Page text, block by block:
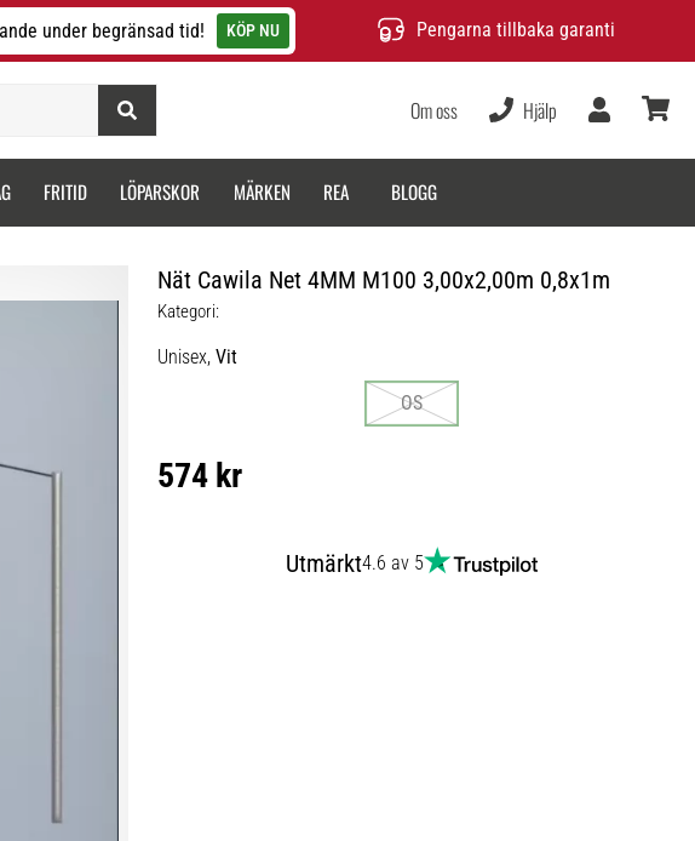
under begränsad tid! KÖP NU Pengarna tillbaka garanti
Om oss Hjälp
FRITID LÖPARSKOR MÄRKEN REA BLOGG
Nät Cawila Net 4MM M100 3,00x2,00m 0,8x1m
Kategori:
Unisex, Vit
OS
574 kr
Utmärkt4.6 av 5